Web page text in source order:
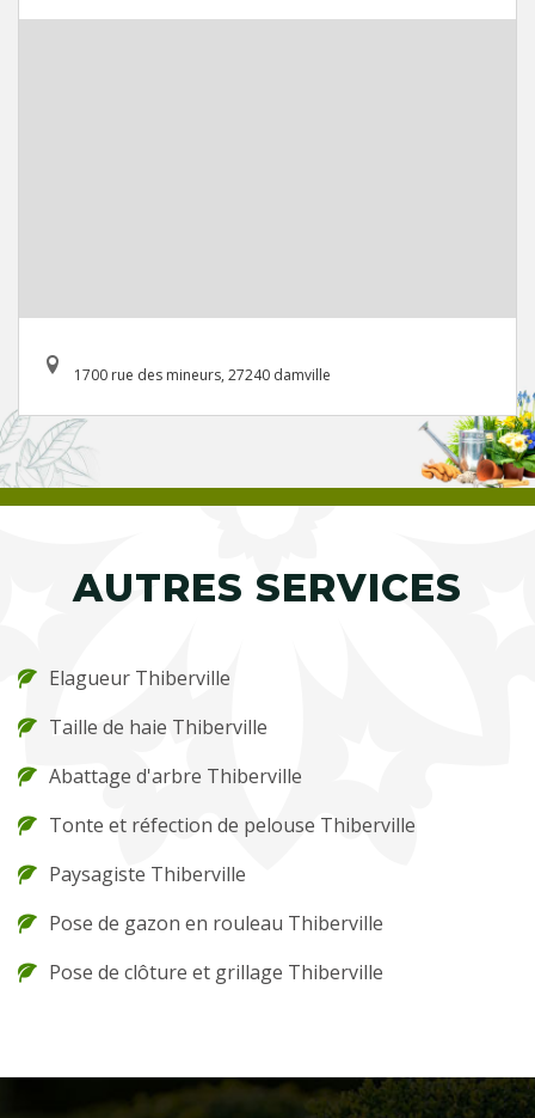
1700 rue des mineurs, 27240 damville
AUTRES SERVICES
Elagueur Thiberville
Taille de haie Thiberville
Abattage d'arbre Thiberville
Tonte et réfection de pelouse Thiberville
Paysagiste Thiberville
Pose de gazon en rouleau Thiberville
Pose de clôture et grillage Thiberville